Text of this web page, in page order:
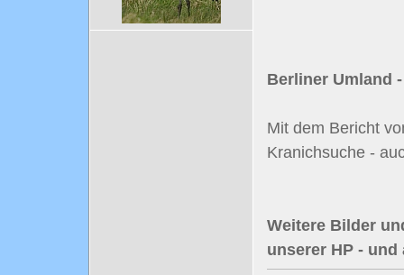
Berliner Umland -
Mit dem Bericht
Kranichsuche -
Weitere Bilder
unserer HP -